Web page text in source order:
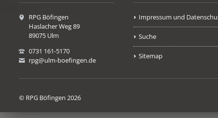
RPG Böfingen
Haslacher Weg 89
89075 Ulm
0731 161-5170
rpg@ulm-boefingen.de
Impressum und
Suche
Sitemap
© RPG Böfingen 2026